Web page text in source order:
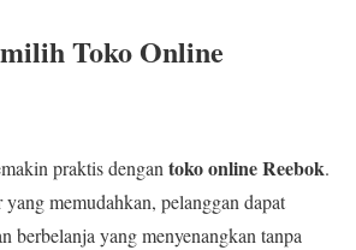
Toko Online
praktis dengantoko online Reebok.
memudahkan, pelanggan dapat
berbelanja yang menyenangkan tanpa